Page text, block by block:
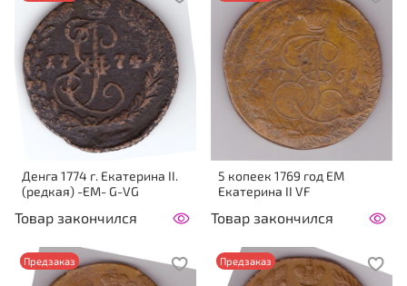
Денга 1774 г. Екатерина II.
(редкая) -ЕМ- G-VG
Товар закончился
5 копеек 1769 год ЕМ
Екатерина II VF
Товар закончился
Предзаказ Предзаказ